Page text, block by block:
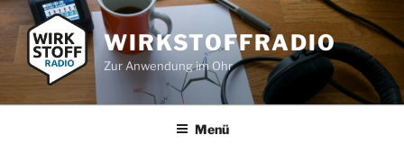
Zum
Inhalt
springen
WIRKSTOFFRADIO
Zur Anwendung im Ohr
Menü